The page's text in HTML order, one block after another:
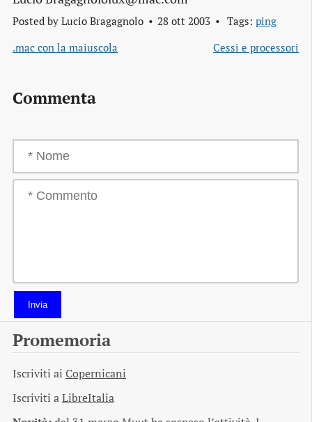
Posted by Lucio Bragagnolo 28 ott 2003 Tags: ping
.mac con la maiuscola
Cessi e processori
Commenta
Invia
Promemoria
Iscriviti ai Copernicani
Iscriviti aLibreItalia